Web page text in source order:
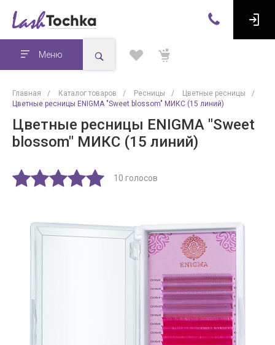
Меню
Главная / Каталог товаров / Ресницы / Цветные ресницы
/
Цветные ресницы ENIGMA "Sweet blossom" МИКС (15 линий)
Цветные ресницы ENIGMA "Sweet
blossom" МИКС (15 линий)
10 голосов